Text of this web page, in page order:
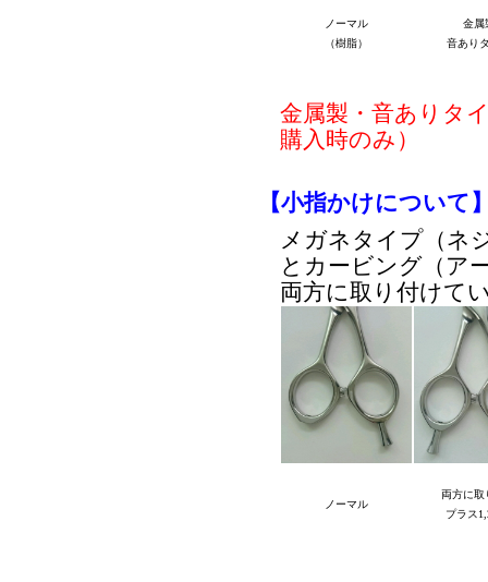
ノーマル
（樹脂）
金属
音あり
金属製・音ありタ
購入時のみ）
【小指かけについて
メガネタイプ（ネ
とカービング（ア
両方に取り付けて
ノーマル
両方に取
プラス